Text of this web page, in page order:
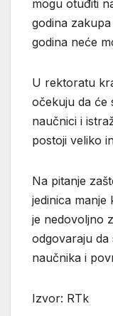
mogu otuđiti
godina
godina neće
U rektoratu
očekuju da će
naučnici i
postoji veliko
Na pitanje
jedinica
je nedovoljno
odgovaraju da
naučnika i
Izvor: RTk